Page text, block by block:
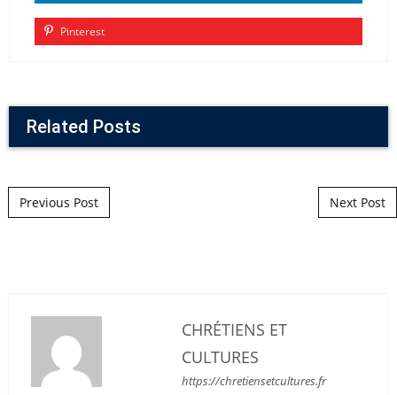
Pinterest
Related Posts
Post navigation
Previous Post Next Post
CHRÉTIENS ET
CULTURES
https://chretiensetcultures.fr